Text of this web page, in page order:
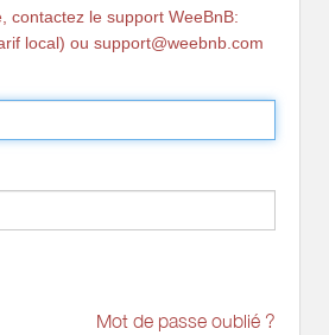
contactez le support WeeBnB:
local) ou support@weebnb.com
Mot de passe oublié ?